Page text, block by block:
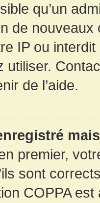
qu’un
de
IP ou
utiliser.
de l’aide.
premier,
sont
COPPA